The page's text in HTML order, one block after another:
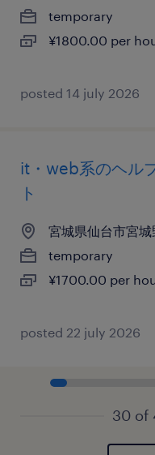
temporary
¥1800.00 per
posted 14 july 2026
it・web系のヘル
ト
宮城県仙台市宮
temporary
¥1700.00 per
posted 22 july 2026
30 of